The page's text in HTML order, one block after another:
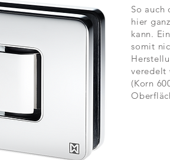
So
hier
kann.
somit
veredelt
(Korn